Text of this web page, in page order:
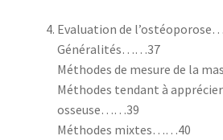
Evaluation de
Généralités……37
Méthodes de mesure de la
Méthodes tendant à
osseuse……39
Méthodes mixtes……40